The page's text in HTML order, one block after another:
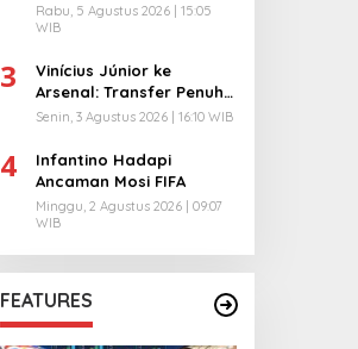
Rabu, 5 Agustus 2026 | 15:05
WIB
3
Vinícius Júnior ke
Arsenal: Transfer Penuh
Risiko
Senin, 3 Agustus 2026 | 16:10 WIB
4
Infantino Hadapi
Ancaman Mosi FIFA
Minggu, 2 Agustus 2026 | 09:07
WIB
FEATURES